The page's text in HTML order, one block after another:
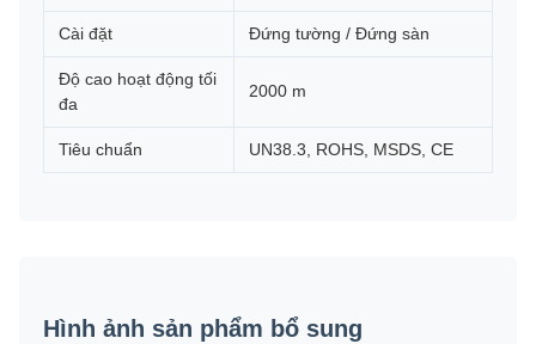
Cài đặt Đứng tường / Đứng sàn
Độ cao hoạt động tối
đa
2000 m
Tiêu chuẩn UN38.3, ROHS, MSDS, CE
Hình ảnh sản phẩm bổ sung